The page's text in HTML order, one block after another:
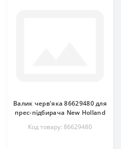
Валик черв'яка 86629480 для
прес-підбирача New Holland
Код товару: 86629480